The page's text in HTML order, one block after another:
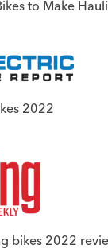
to Make
2022
bikes 2022